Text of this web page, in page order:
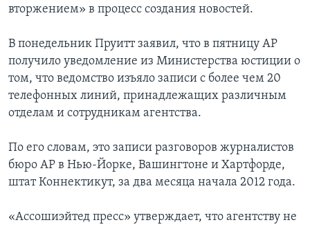
вторжением» в процесс создания новостей.
В понедельник Пруитт заявил, что в пятницу АР
получило уведомление из Министерства юстиции о
том, что ведомство изъяло записи с более чем 20
телефонных линий, принадлежащих различным
отделам и сотрудникам агентства.
По его словам, это записи разговоров журналистов
бюро АР в Нью-Йорке, Вашингтоне и Хартфорде,
штат Коннектикут, за два месяца начала 2012 года.
«Ассошиэйтед пресс» утверждает, что агентству не